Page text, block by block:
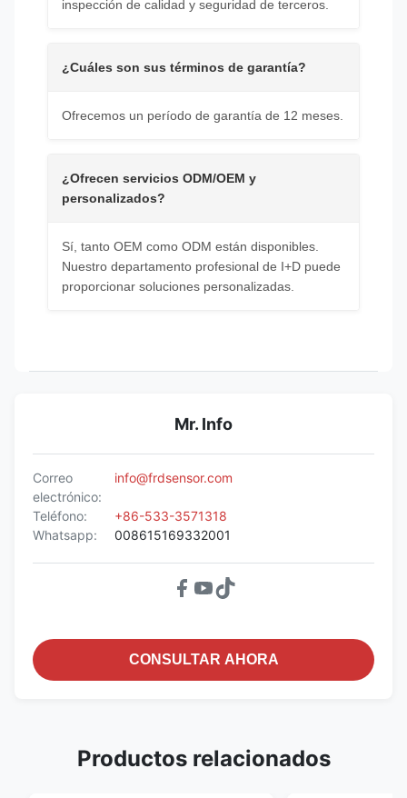
inspección de calidad y seguridad de terceros.
¿Cuáles son sus términos de garantía?
Ofrecemos un período de garantía de 12 meses.
¿Ofrecen servicios ODM/OEM y
personalizados?
Sí, tanto OEM como ODM están disponibles.
Nuestro departamento profesional de I+D puede
proporcionar soluciones personalizadas.
Mr. Info
Correo
electrónico:
info@frdsensor.com
Teléfono:
+86-533-3571318
Whatsapp:
008615169332001
CONSULTAR AHORA
Productos relacionados